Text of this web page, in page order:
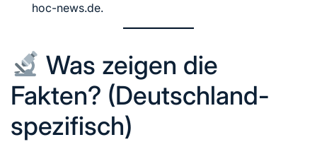
hoc-news.de.
Was zeigen die
Fakten? (Deutschland-
spezifisch)